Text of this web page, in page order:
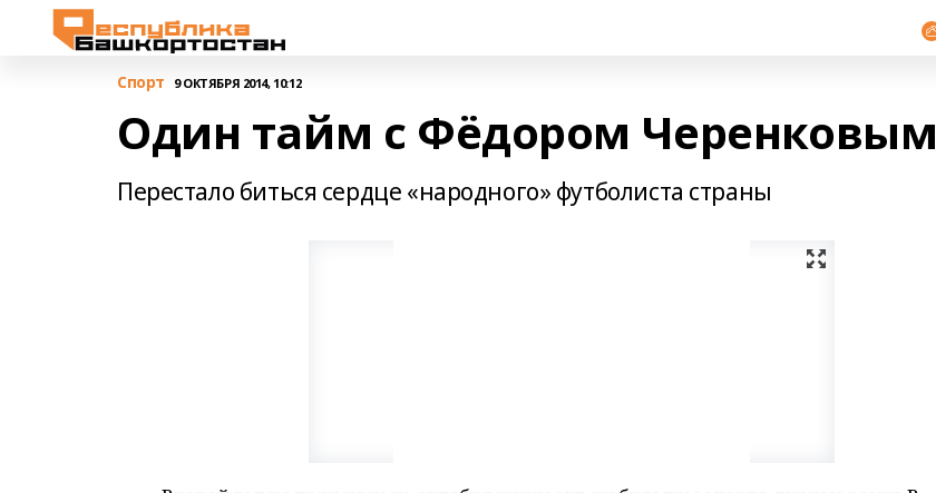
Спорт 9 ОКТЯБРЯ 2014, 10:12
Один тайм с Фёдором Черенковым
Перестало биться сердце «народного» футболиста страны